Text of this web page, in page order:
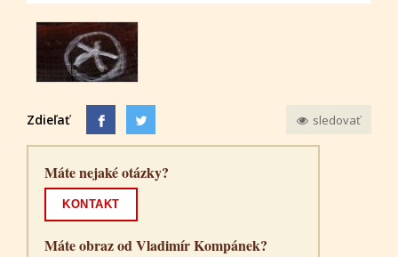
Zdieľať sledovať
Máte nejaké otázky?
KONTAKT
Máte obraz od Vladimír Kompánek?